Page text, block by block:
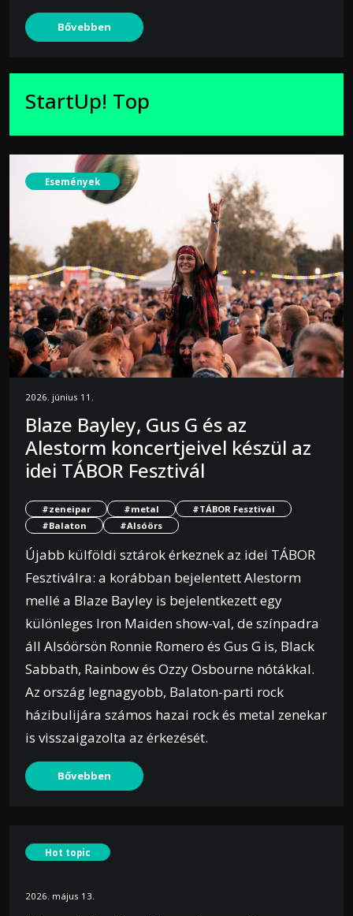
Bővebben
StartUp! Top
Események
2026. június 11.
Blaze Bayley, Gus G és az
Alestorm koncertjeivel készül az
idei TÁBOR Fesztivál
#zeneipar #metal
#TÁBOR Fesztivál
#Balaton
#Alsóörs
Újabb külföldi sztárok érkeznek az idei TÁBOR
Fesztiválra: a korábban bejelentett Alestorm
mellé a Blaze Bayley is bejelentkezett egy
különleges Iron Maiden show-val, de színpadra
áll Alsóörsön Ronnie Romero és Gus G is, Black
Sabbath, Rainbow és Ozzy Osbourne nótákkal.
Az ország legnagyobb, Balaton-parti rock
házibulijára számos hazai rock és metal zenekar
is visszaigazolta az érkezését.
Bővebben
Hot topic
2026. május 13.